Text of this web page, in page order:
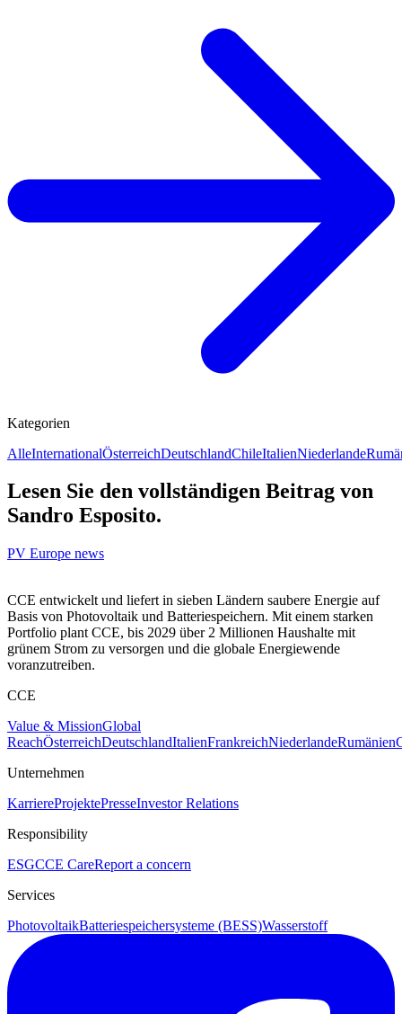
Kategorien
AlleInternationalÖsterreichDeutschlandChileItalienNiederlande
Lesen Sie den vollständigen Beitrag von
Sandro Esposito.
PV Europe news
CCE entwickelt und liefert in sieben Ländern saubere Energie auf
Basis von Photovoltaik und Batteriespeichern. Mit einem starken
Portfolio plant CCE, bis 2029 über 2 Millionen Haushalte mit
grünem Strom zu versorgen und die globale Energiewende
voranzutreiben.
CCE
Value & MissionGlobal
ReachÖsterreichDeutschlandItalienFrankreichNiederlandeRumänien
Unternehmen
KarriereProjektePresseInvestor Relations
Responsibility
ESGCCE CareReport a concern
Services
PhotovoltaikBatteriespeichersysteme (BESS)Wasserstoff